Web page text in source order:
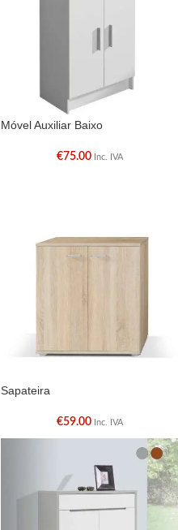
Móvel Auxiliar Baixo
€75.00 Inc. IVA
Sapateira
€59.00 Inc. IVA